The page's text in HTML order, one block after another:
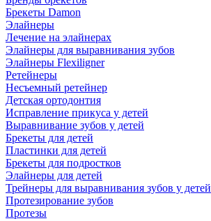
Брекеты Damon
Элайнеры
Лечение на элайнерах
Элайнеры для выравнивания зубов
Элайнеры Flexiligner
Ретейнеры
Несъемный ретейнер
Детская ортодонтия
Исправление прикуса у детей
Выравнивание зубов у детей
Брекеты для детей
Пластинки для детей
Брекеты для подростков
Элайнеры для детей
Трейнеры для выравнивания зубов у детей
Протезирование зубов
Протезы